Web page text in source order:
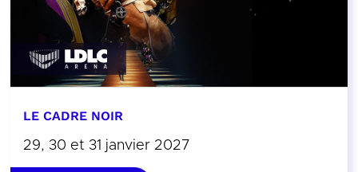
LE CADRE NOIR
29, 30 et 31 janvier 2027